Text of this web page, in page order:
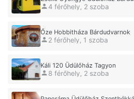
4 férőhely, 2 szoba
Őze Hobbitháza Bárdudvarnok
2 férőhely, 1 szoba
Káli 120 Üdülőház Tagyon
8 férőhely, 2 szoba